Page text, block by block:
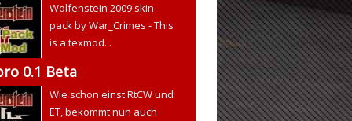
Wolfenstein 2009 skin
pack by War_Crimes - This
is a texmod...
0.1 Beta
Wie schon einst RtCW und
ET, bekommt nun auch